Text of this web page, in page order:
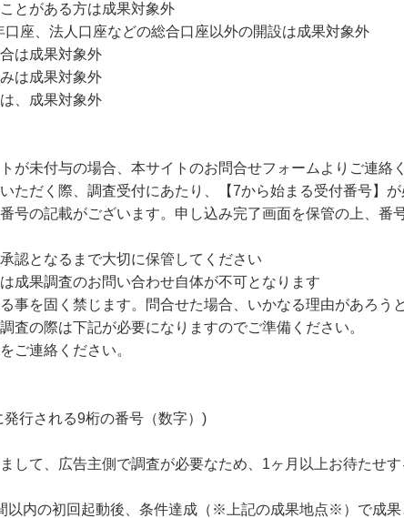
とがある方は成果対象外
口座、法人口座などの総合口座以外の開設は成果対象外
は成果対象外
は成果対象外
、成果対象外
が未付与の場合、本サイトのお問合せフォームよりご連絡
ただく際、調査受付にあたり、【7から始まる受付番号】が
号の記載がございます。申し込み完了画面を保管の上、番
認となるまで大切に保管してください
成果調査のお問い合わせ自体が不可となります
事を固く禁じます。問合せた場合、いかなる理由があろう
査の際は下記が必要になりますのでご準備ください。
ご連絡ください。
発行される9桁の番号（数字）)
して、広告主側で調査が必要なため、1ヶ月以上お待たせ
以内の初回起動後、条件達成（※上記の成果地点※）で成果